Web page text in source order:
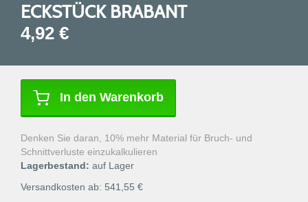
Bildgalerie
springen
ECKSTÜCK BRABANT
4,92 €
In den Warenkorb
Denken Sie daran, 10% mehr Material für Bruch- und
Schnittverluste einzukalkulieren
Lagerbestand: auf Lager
Versandkosten ab: 541,55 €